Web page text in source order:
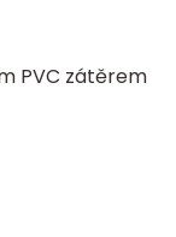
PVC zátěrem